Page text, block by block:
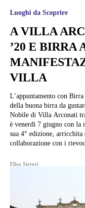
Luoghi da Scoprire
A VILLA
’20 E BIRRA
VILLA
L’appuntamento con
della buona birra da
Nobile di Villa Arconati
è venerdì 7 giugno con la
sua 4° edizione,
collaborazione con i
Elisa Sirtori